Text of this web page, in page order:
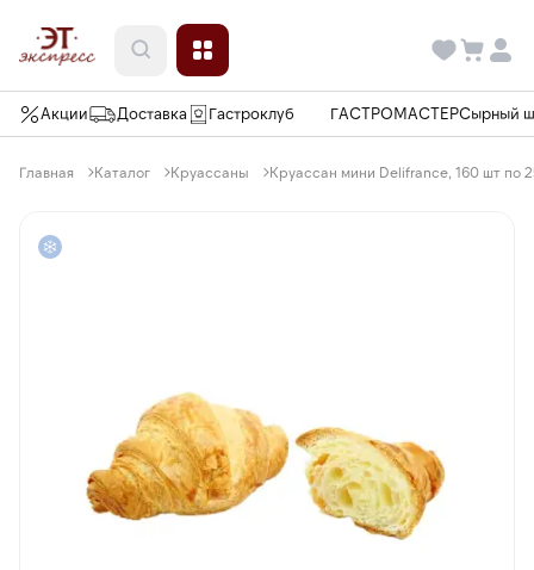
Акции Доставка Гастроклуб ГАСТРОМАСТЕРСырный
Главная Каталог Круассаны Круассан мини Delifrance, 160 шт по